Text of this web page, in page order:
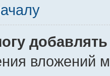
вложений